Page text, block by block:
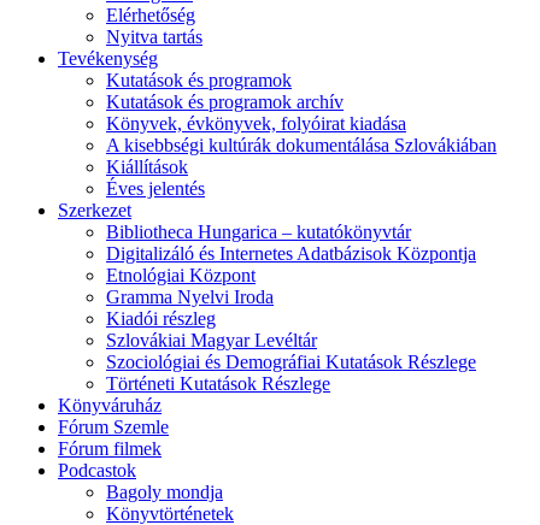
Elérhetőség
Nyitva tartás
Tevékenység
Kutatások és programok
Kutatások és programok archív
Könyvek, évkönyvek, folyóirat kiadása
A kisebbségi kultúrák dokumentálása Szlovákiában
Kiállítások
Éves jelentés
Szerkezet
Bibliotheca Hungarica – kutatókönyvtár
Digitalizáló és Internetes Adatbázisok Központja
Etnológiai Központ
Gramma Nyelvi Iroda
Kiadói részleg
Szlovákiai Magyar Levéltár
Szociológiai és Demográfiai Kutatások Részlege
Történeti Kutatások Részlege
Könyváruház
Fórum Szemle
Fórum filmek
Podcastok
Bagoly mondja
Könyvtörténetek